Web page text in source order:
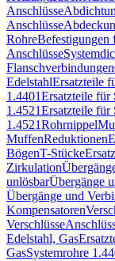
Anschlüsse
Anschlüsse
RohreBefestigungen
Anschlüsse
Flanschverbindungen
EdelstahlErsatzteile
1.4401Ersatzteile für
1.4521Ersatzteile für
1.4521Rohrnippel
MuffenReduktionen
BögenT-Stücke
Zirkulation
unlösbarÜbergänge
Übergänge und
Kompensatoren
Verschlüsse
Edelstahl, Gas
GasSystemrohre